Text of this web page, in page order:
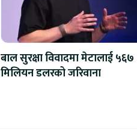
बाल सुरक्षा विवादमा मेटालाई ५६७
मिलियन डलरको जरिवाना